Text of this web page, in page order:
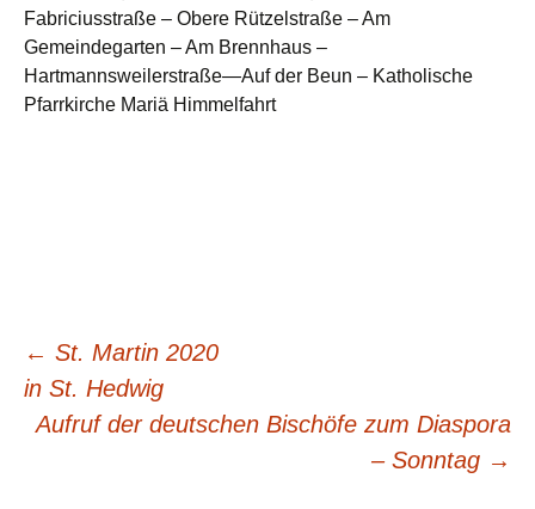
Fabriciusstraße – Obere Rützelstraße – Am
Gemeindegarten – Am Brennhaus –
Hartmannsweilerstraße—Auf der Beun – Katholische
Pfarrkirche Mariä Himmelfahrt
Beitragsnavigation
← St. Martin 2020
in St. Hedwig
Aufruf der deutschen Bischöfe zum Diaspora
– Sonntag →